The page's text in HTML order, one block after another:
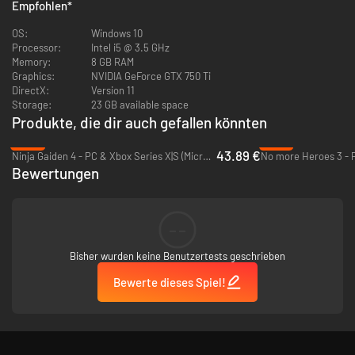
See Where It All Began
Strike With Precision
New parry mechanics enhance your ability to read the battlefield and
time your moves and countermoves perfectly.
Empfohlen*
OS:
Windows 10
Processor:
Intel i5 @ 3.5 GHz
Memory:
8 GB RAM
Graphics:
NVIDIA GeForce GTX 750 Ti
DirectX:
Version 11
Storage:
23 GB available space
Produkte, die dir auch gefallen könnten
Ninja Gaiden 4 - PC & Xbox Series X|S (Microsoft Store) 43.89 €No more Heroes 3 -
Bewertungen
Bisher wurden keine Benutzertests geschrieben
Bewerte dieses Spiel!